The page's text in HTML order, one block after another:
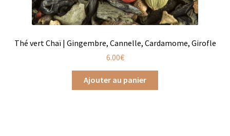
Cadeaux de naissance
Produits pour enfant à broder
Thé vert Chaï | Gingembre, Cannelle, Cardamome, Girofle
6.00€
Ajouter au panier